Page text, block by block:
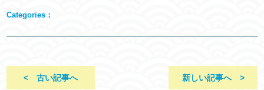
Categories：
< 古い記事へ 新しい記事へ >